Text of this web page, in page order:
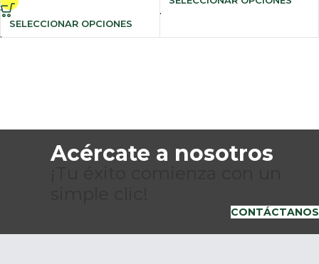
SELECCIONAR OPCIONES
Acércate a nosotros
CONTÁCTANOS